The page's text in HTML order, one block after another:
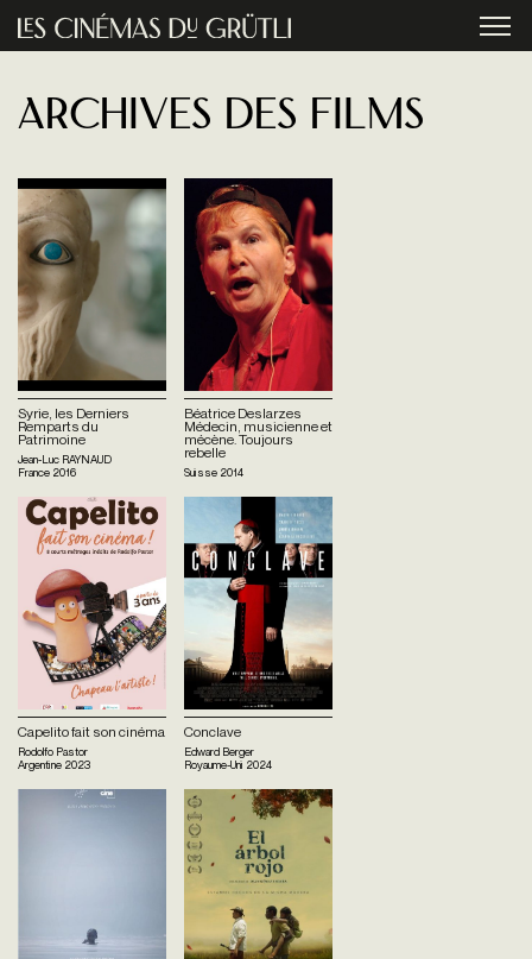
Aller au contenu principal
Archives des films
Syrie, les Derniers
Remparts du
Patrimoine
Jean-Luc RAYNAUD
France 2016
Béatrice Deslarzes
Médecin, musicienne et
mécène. Toujours
rebelle
Suisse 2014
Capelito fait son cinéma
Rodolfo Pastor
Argentine 2023
Conclave
Edward Berger
Royaume-Uni 2024